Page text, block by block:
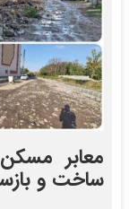
معابر
ساخت و